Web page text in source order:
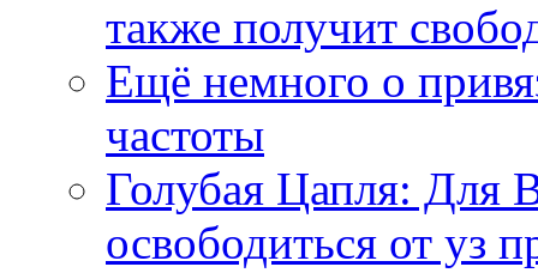
также получит
Ещё немного о
частоты
Голубая Цапля: Для
освободиться от уз